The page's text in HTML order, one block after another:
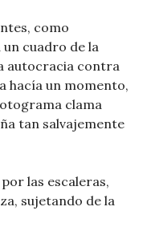
como
cuadro de la
autocracia contra
hacía un momento,
clama
tan salvajemente
las escaleras,
sujetando de la